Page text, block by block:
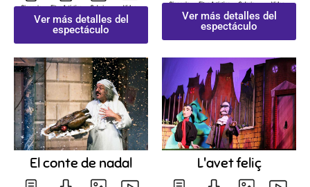
Ver más detalles del
espectáculo
Ver más detalles del
espectáculo
El conte de nadal L'avet feliç